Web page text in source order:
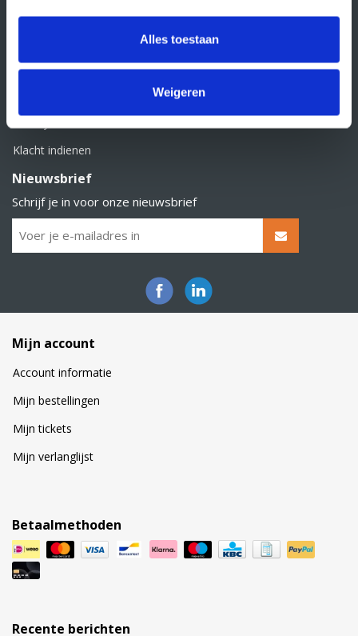
Alles toestaan
Weigeren
Retourbeleid
Klacht indienen
Nieuwsbrief
Schrijf je in voor onze nieuwsbrief
Mijn account
Account informatie
Mijn bestellingen
Mijn tickets
Mijn verlanglijst
Betaalmethoden
Recente berichten